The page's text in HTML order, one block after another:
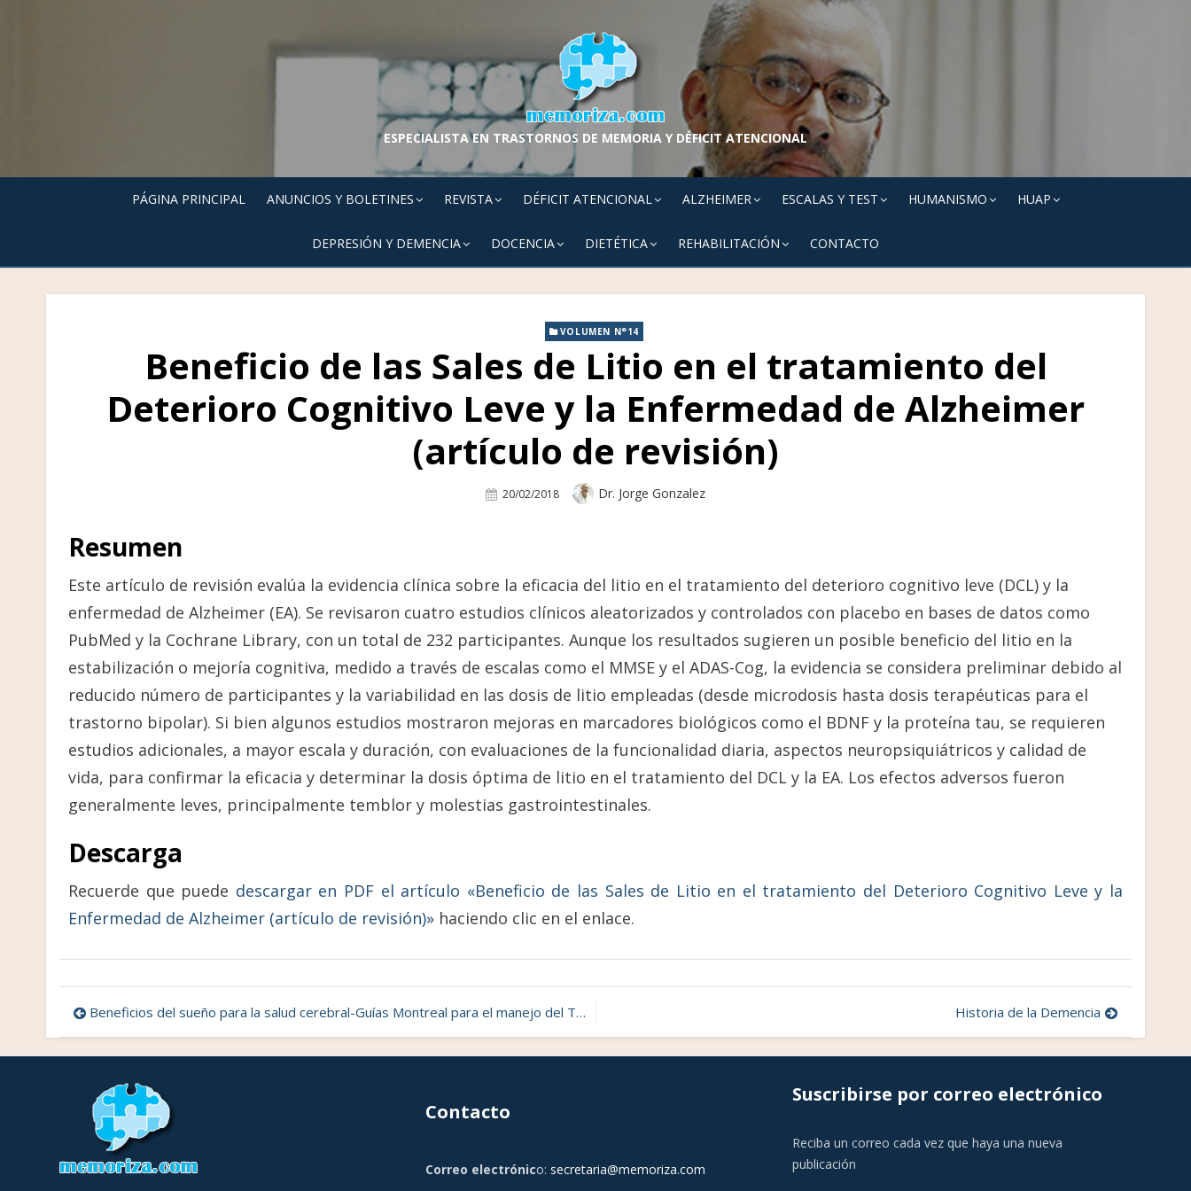
ESPECIALISTA EN TRASTORNOS DE MEMORIA Y DÉFICIT ATENCIONAL
PÁGINA PRINCIPAL ANUNCIOS Y BOLETINES REVISTA DÉFICIT ATENCIONAL ALZHEIMER ESCALAS Y TEST HUMANISMO HUAP
DEPRESIÓN Y DEMENCIA DOCENCIA DIETÉTICA REHABILITACIÓN CONTACTO
VOLUMEN N°14
Beneficio de las Sales de Litio en el tratamiento del
Deterioro Cognitivo Leve y la Enfermedad de Alzheimer
(artículo de revisión)
Posted
20/02/2018 Author
Dr. Jorge Gonzalez
Resumen
Este artículo de revisión evalúa la evidencia clínica sobre la eficacia del litio en el tratamiento del deterioro cognitivo leve (DCL) y la
enfermedad de Alzheimer (EA). Se revisaron cuatro estudios clínicos aleatorizados y controlados con placebo en bases de datos como
PubMed y la Cochrane Library, con un total de 232 participantes. Aunque los resultados sugieren un posible beneficio del litio en la
estabilización o mejoría cognitiva, medido a través de escalas como el MMSE y el ADAS-Cog, la evidencia se considera preliminar debido al
reducido número de participantes y la variabilidad en las dosis de litio empleadas (desde microdosis hasta dosis terapéuticas para el
trastorno bipolar). Si bien algunos estudios mostraron mejoras en marcadores biológicos como el BDNF y la proteína tau, se requieren
estudios adicionales, a mayor escala y duración, con evaluaciones de la funcionalidad diaria, aspectos neuropsiquiátricos y calidad de
vida, para confirmar la eficacia y determinar la dosis óptima de litio en el tratamiento del DCL y la EA. Los efectos adversos fueron
generalmente leves, principalmente temblor y molestias gastrointestinales.
Descarga
Recuerde que puede descargar en PDF el artículo «Beneficio de las Sales de Litio en el tratamiento del Deterioro Cognitivo Leve y la
Enfermedad de Alzheimer (artículo de revisión)» haciendo clic en el enlace.
Navegación
de
entradas
Beneficios del sueño para la salud cerebral-Guías Montreal para el manejo del Trastorno por Déficit Atencional en el Adulto Historia de la Demencia
Contacto
Correo electrónico: secretaria@memoriza.com
Suscribirse por correo electrónico
Reciba un correo cada vez que haya una nueva
publicación